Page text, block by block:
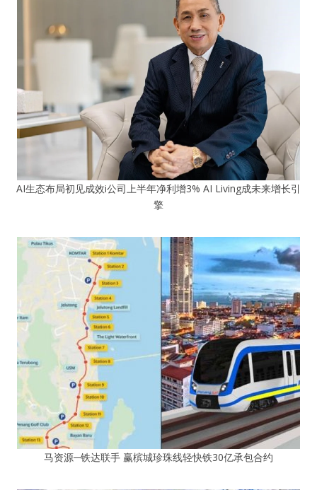
AI生态布局初见成效i公司上半年净利增3% AI Living成未来增长引
擎
马资源─铁达联手 赢槟城珍珠线轻快铁30亿承包合约